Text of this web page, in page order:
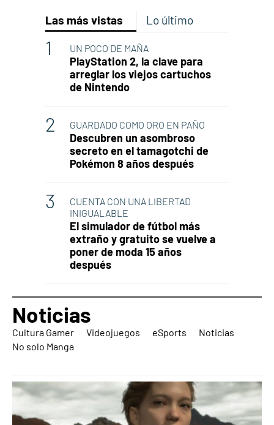
Las más vistas Lo último
UN POCO DE MAÑA
PlayStation 2, la clave para
arreglar los viejos cartuchos
de Nintendo
GUARDADO COMO ORO EN PAÑO
Descubren un asombroso
secreto en el tamagotchi de
Pokémon 8 años después
CUENTA CON UNA LIBERTAD
INIGUALABLE
El simulador de fútbol más
extraño y gratuito se vuelve a
poner de moda 15 años
después
Noticias
Cultura Gamer Videojuegos eSports
Noticias
No solo Manga